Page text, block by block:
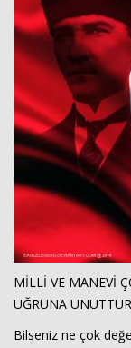
MİLLİ VE MANEVİ
UĞRUNA
Bilseniz ne çok